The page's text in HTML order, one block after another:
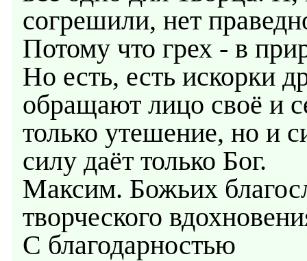
согрешили, нет
Потому что грех - в
Но есть, есть искорки
обращают лицо своё и
только утешение, но и
силу даёт только Бог.
Максим. Божьих
творческого
С благодарностью